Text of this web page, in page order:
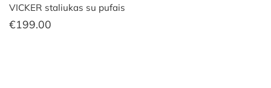
VICKER staliukas su pufais
€199.00